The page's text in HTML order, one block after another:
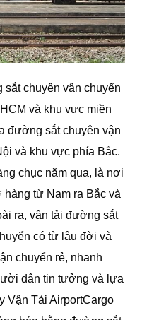
chuyên vận chuyển
và khu vực miền
đường sắt chuyên vận
và khu vực phía Bắc.
chục năm qua, là nơi
hàng từ Nam ra Bắc và
ra, vận tải đường sắt
có từ lâu đời và
chuyển rẻ, nhanh
dân tin tưởng và lựa
Vận Tải AirportCargo